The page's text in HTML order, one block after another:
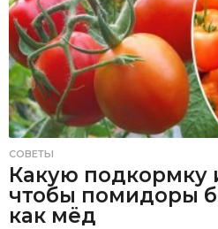
СОВЕТЫ
Какую подкормку
чтобы помидоры
как мёд